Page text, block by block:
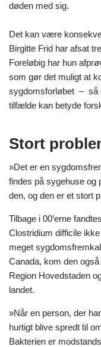
døden med sig.
Det kan være
Birgitte Frid har afsat
Foreløbig har hun
som gør det muligt at
sygdomsforløbet – så
tilfælde kan betyde
Stort
»Det er en
findes på sygehuse og
den, og den er et stort
Tilbage i 00’erne
Clostridium difficile
meget
Canada, kom den
Region Hovedstaden
landet.
»Når en person, der
hurtigt blive spredt til
Bakterien er